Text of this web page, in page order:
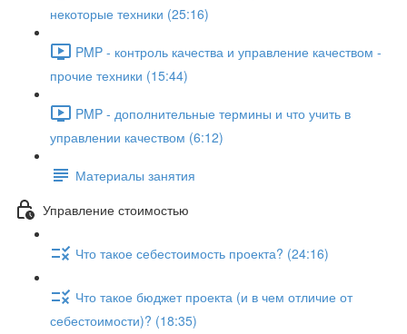
некоторые техники (25:16)
PMP - контроль качества и управление качеством -
прочие техники (15:44)
PMP - дополнительные термины и что учить в
управлении качеством (6:12)
Материалы занятия
Управление стоимостью
Что такое себестоимость проекта? (24:16)
Что такое бюджет проекта (и в чем отличие от
себестоимости)? (18:35)